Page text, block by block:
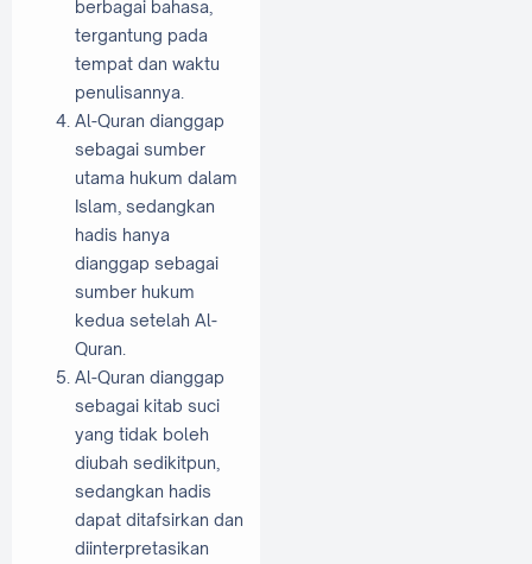
berbagai bahasa,
tergantung pada
tempat dan waktu
penulisannya.
Al-Quran dianggap
sebagai sumber
utama hukum dalam
Islam, sedangkan
hadis hanya
dianggap sebagai
sumber hukum
kedua setelah Al-
Quran.
Al-Quran dianggap
sebagai kitab suci
yang tidak boleh
diubah sedikitpun,
sedangkan hadis
dapat ditafsirkan dan
diinterpretasikan